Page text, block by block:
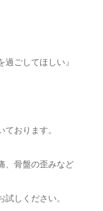
過ごしてほしい』
おります。
、骨盤の歪みなど
しください。